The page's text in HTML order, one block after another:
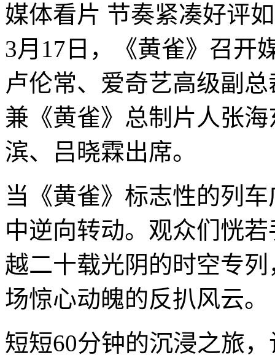
媒体看片 节奏紧凑好评
3月17日，《黄雀》召开
卢伦常、爱奇艺高级副
兼《黄雀》总制片人张
滨、吕晓霖出席。
当《黄雀》标志性的列
中逆向转动。观众们恍
越二十载光阴的时空专
场惊心动魄的反扒风云。
短短60分钟的沉浸之旅